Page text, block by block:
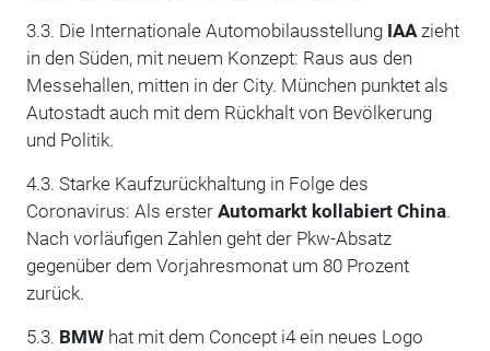
3.3. Die Internationale Automobilausstellung IAAzieht
in den Süden, mit neuem Konzept: Raus aus den
Messehallen, mitten in der City. München punktet als
Autostadt auch mit dem Rückhalt von Bevölkerung
und Politik.
4.3. Starke Kaufzurückhaltung in Folge des
Coronavirus: Als erster Automarkt kollabiert China.
Nach vorläufigen Zahlen geht der Pkw-Absatz
gegenüber dem Vorjahresmonat um 80 Prozent
zurück.
5.3. BMWhat mit dem Concept i4 ein neues Logo